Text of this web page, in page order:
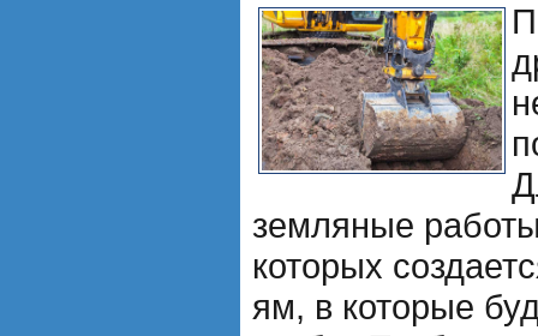
земляные
которых
ям, в которые